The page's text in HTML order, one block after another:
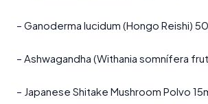
– Ganoderma lucidum (Hongo Reishi)
– Ashwagandha (Withania somnífera
– Japanese Shitake Mushroom Polvo